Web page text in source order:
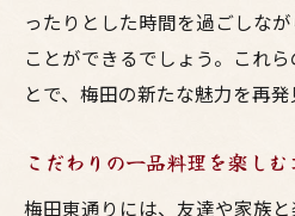
ったりとした時間を過ごしな
ことができるでしょう。これ
とで、梅田の新たな魅力を再発
こだわりの一品料理を楽しむ
梅田東通りには、友達や家族